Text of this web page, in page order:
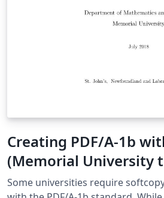
Creating PDF/A-1b
(Memorial University
template)
Some universities require